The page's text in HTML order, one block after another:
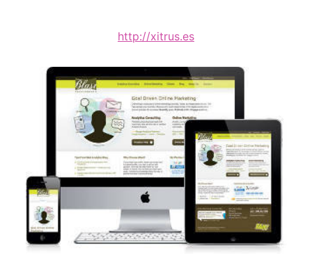
http://xitrus.es